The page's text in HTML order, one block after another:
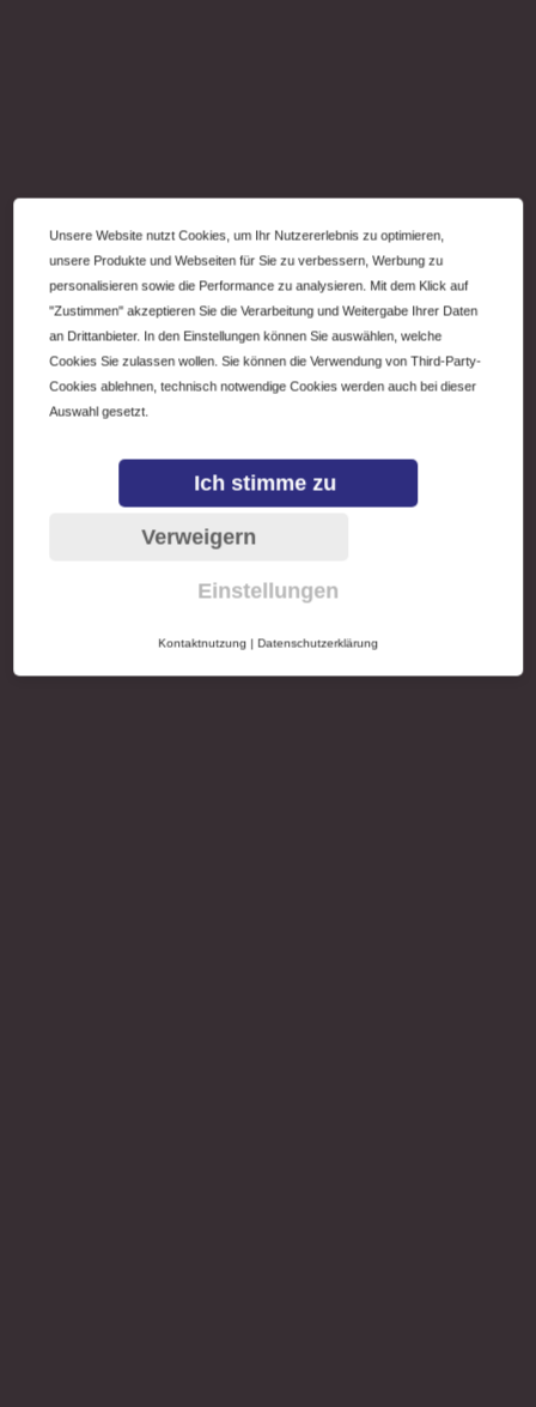
Unsere Website nutzt Cookies, um Ihr Nutzererlebnis zu optimieren,
unsere Produkte und Webseiten für Sie zu verbessern, Werbung zu
personalisieren sowie die Performance zu analysieren. Mit dem Klick auf
"Zustimmen" akzeptieren Sie die Verarbeitung und Weitergabe Ihrer Daten
an Drittanbieter. In den Einstellungen können Sie auswählen, welche
Cookies Sie zulassen wollen. Sie können die Verwendung von Third-Party-
Cookies ablehnen, technisch notwendige Cookies werden auch bei dieser
Auswahl gesetzt.
Ich stimme zu
Verweigern
Einstellungen
Kontaktnutzung | Datenschutzerklärung